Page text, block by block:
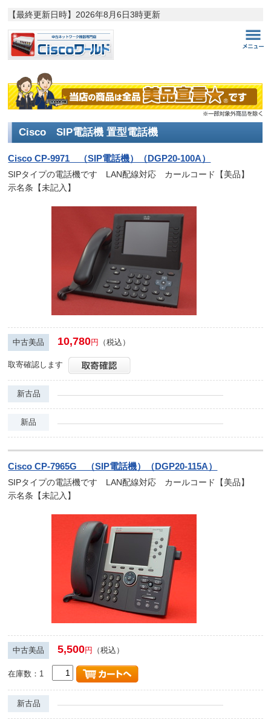
【最終更新日時】2026年8月6日3時更新
Cisco SIP電話機 置型電話機
Cisco CP-9971 （SIP電話機）（DGP20-100A）
SIPタイプの電話機です LAN配線対応 カールコード【美品】
示名条【未記入】
中古美品 10,780円 （税込）
取寄確認します
新古品
新品
Cisco CP-7965G （SIP電話機）（DGP20-115A）
SIPタイプの電話機です LAN配線対応 カールコード【美品】
示名条【未記入】
中古美品 5,500円 （税込）
在庫数：1
新古品